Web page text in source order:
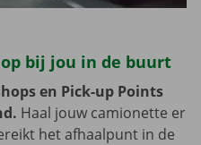
bij jou in de buurt
en Pick-up Points
Haal jouw camionette er
het afhaalpunt in de